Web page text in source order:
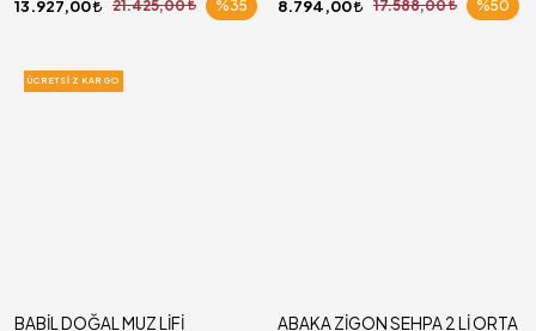
13.927,00 21.425,00 %35 8.794,00 17.588,00 %50
ÜCRETSIZ KARGO
BABİL DOĞAL MUZ LİFİ ABAKA ZİGON SEHPA 2 Lİ ORTA